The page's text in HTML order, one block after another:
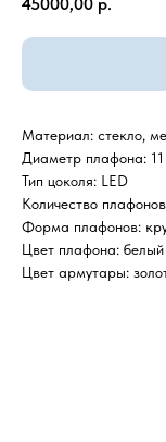
Материал: стекло,
Диаметр плафона:
Тип цоколя: LED
Количество
Форма плафонов:
Цвет плафона: белый
Цвет армутары: